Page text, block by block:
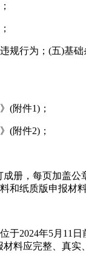
规行为；(五)基
(附件1)；
(附件2)；
册，每页加盖公
和纸质版申报材
于2024年5月11
料应完整、真实